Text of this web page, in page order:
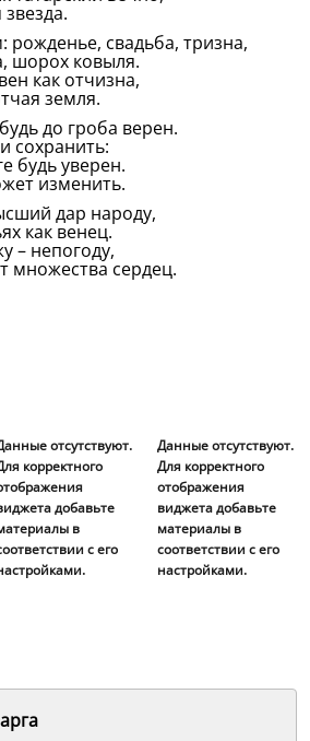
рожденье, свадьба, тризна,
шорох ковыля.
как отчизна,
земля.
до гроба верен.
сохранить:
будь уверен.
изменить.
дар народу,
как венец.
– непогоду,
множества сердец.
отсутствуют.
корректного
добавьте
в
с его
Данные отсутствуют.
Для корректного
отображения
виджета добавьте
материалы в
соответствии с его
настройками.